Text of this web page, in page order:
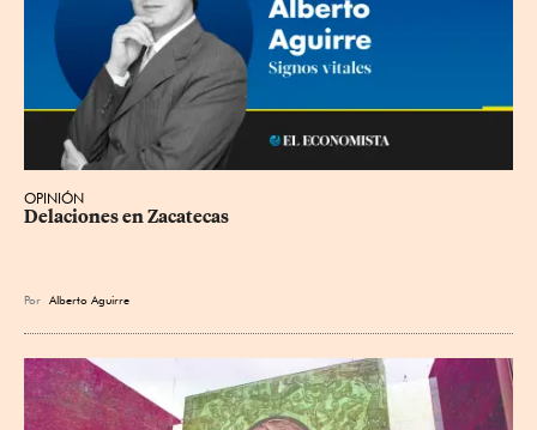
OPINIÓN
Delaciones en Zacatecas
Por Alberto Aguirre